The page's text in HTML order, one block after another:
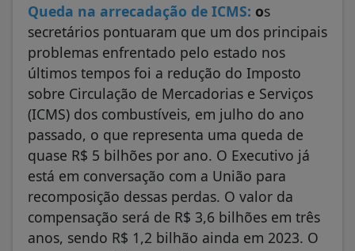
Queda na arrecadação de ICMS: os
secretários pontuaram que um dos principais
problemas enfrentado pelo estado nos
últimos tempos foi a redução do Imposto
sobre Circulação de Mercadorias e Serviços
(ICMS) dos combustíveis, em julho do ano
passado, o que representa uma queda de
quase R$ 5 bilhões por ano. O Executivo já
está em conversação com a União para
recomposição dessas perdas. O valor da
compensação será de R$ 3,6 bilhões em três
anos, sendo R$ 1,2 bilhão ainda em 2023. O